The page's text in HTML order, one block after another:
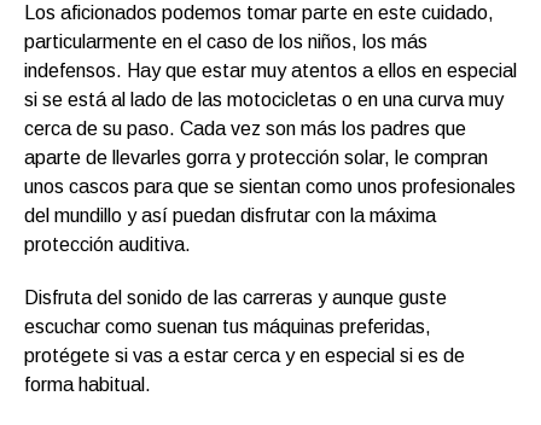
Los aficionados podemos tomar parte en este cuidado,
particularmente en el caso de los niños, los más
indefensos. Hay que estar muy atentos a ellos en especial
si se está al lado de las motocicletas o en una curva muy
cerca de su paso. Cada vez son más los padres que
aparte de llevarles gorra y protección solar, le compran
unos cascos para que se sientan como unos profesionales
del mundillo y así puedan disfrutar con la máxima
protección auditiva.
Disfruta del sonido de las carreras y aunque guste
escuchar como suenan tus máquinas preferidas,
protégete si vas a estar cerca y en especial si es de
forma habitual.